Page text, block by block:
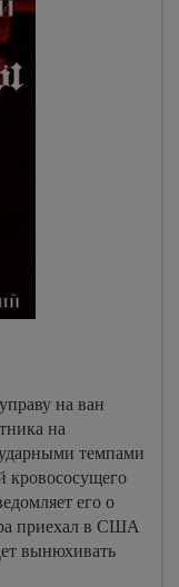
на ван
на
темпами
кровососущего
его о
приехал в США
вынюхивать